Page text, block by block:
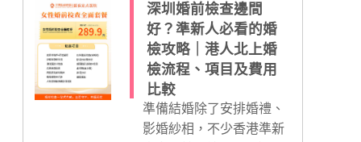
深圳婚前檢查邊間
好？準新人必看的婚
檢攻略｜港人北上婚
檢流程、項目及費用
比較
準備結婚除了安排婚禮、
影婚紗相，不少香港準新